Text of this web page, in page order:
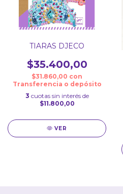
TIARAS DJECO
$35.400,00
$31.860,00 con
Transferencia o depósito
3 cuotas sin interés de
$11.800,00
VER